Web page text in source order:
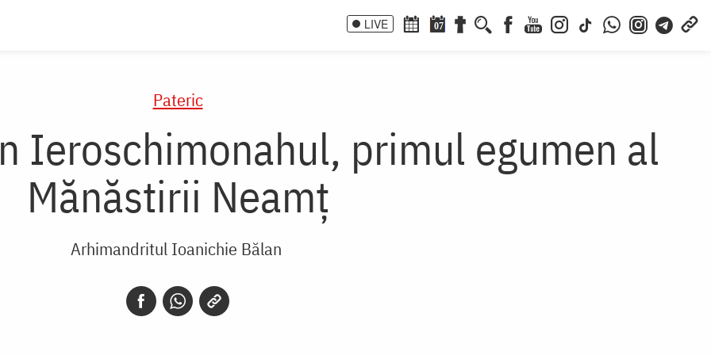
LIVE 07
Pateric
Ieroschimonahul, primul egumen al
Mănăstirii Neamț
Arhimandritul Ioanichie Bălan